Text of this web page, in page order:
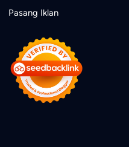
Pasang Iklan